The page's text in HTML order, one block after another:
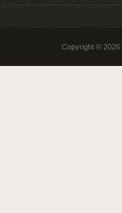
Copyright © 2026